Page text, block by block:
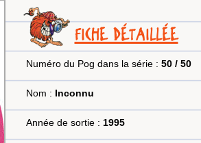
FICHE DÉTAILLÉE
Numéro du Pog dans la série : 50 / 50
Nom : Inconnu
Année de sortie : 1995